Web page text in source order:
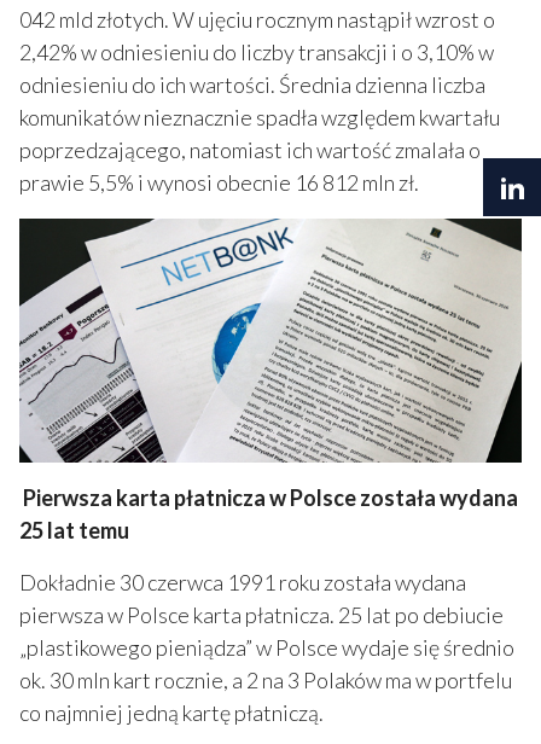
042 mld złotych. W ujęciu rocznym nastąpił wzrost o
2,42% w odniesieniu do liczby transakcji i o 3,10% w
odniesieniu do ich wartości. Średnia dzienna liczba
komunikatów nieznacznie spadła względem kwartału
poprzedzającego, natomiast ich wartość zmalała o
prawie 5,5% i wynosi obecnie 16 812 mln zł.
Pierwsza karta płatnicza w Polsce została wydana
25 lat temu
Dokładnie 30 czerwca 1991 roku została wydana
pierwsza w Polsce karta płatnicza. 25 lat po debiucie
„plastikowego pieniądza” w Polsce wydaje się średnio
ok. 30 mln kart rocznie, a 2 na 3 Polaków ma w portfelu
co najmniej jedną kartę płatniczą.